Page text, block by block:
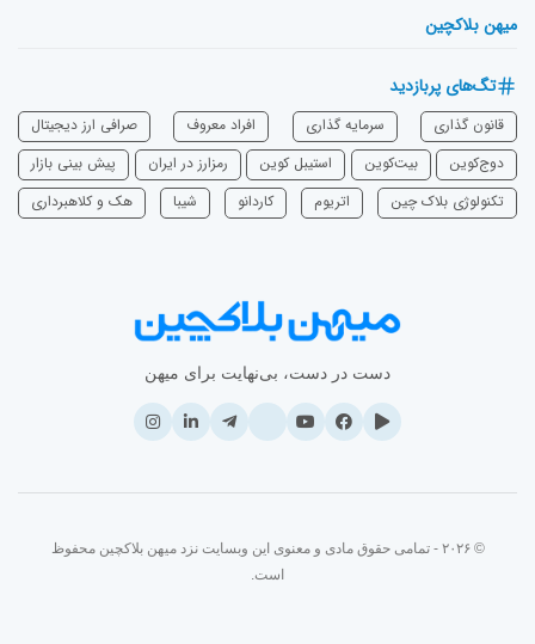
میهن بلاکچین
تگ‌های پربازدید
قانون گذاری سرمایه‌ گذاری افراد معروف
صرافی ارز دیجیتال
دوج‌کوین
بیت‌کوین استیبل کوین رمزارز در ایران
پیش بینی بازار
تکنولوژی بلاک چین
اتریوم ‌کاردانو شیبا هک و کلاهبرداری
دست در دست، بی‌نهایت برای میهن
© ۲۰۲۶ - تمامی حقوق مادی و معنوی این وبسایت نزد میهن بلاکچین محفوظ
است.